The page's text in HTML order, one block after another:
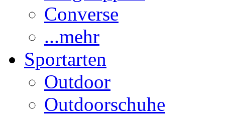
Converse
...mehr
Sportarten
Outdoor
Outdoorschuhe